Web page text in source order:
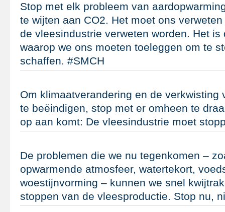
Stop met elk probleem van
te wijten aan CO2. Het moet ons
de vleesindustrie verweten worden. Het is
waarop we ons moeten toeleggen om te
schaffen. #SMCH
Om klimaatverandering en de verkwisting
te beëindigen, stop met er omheen te
op aan komt: De vleesindustrie moet
De problemen die we nu tegenkomen –
opwarmende atmosfeer, watertekort,
woestijnvorming – kunnen we snel
stoppen van de vleesproductie. Stop nu,